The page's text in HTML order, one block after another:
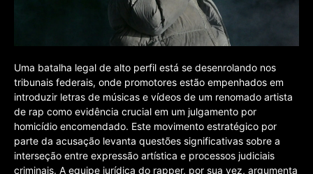
Uma batalha legal de alto perfil está se desenrolando nos
tribunais federais, onde promotores estão empenhados em
introduzir letras de músicas e vídeos de um renomado artista
de rap como evidência crucial em um julgamento por
homicídio encomendado. Este movimento estratégico por
parte da acusação levanta questões significativas sobre a
interseção entre expressão artística e processos judiciais
criminais. A equipe jurídica do rapper, por sua vez, argumenta